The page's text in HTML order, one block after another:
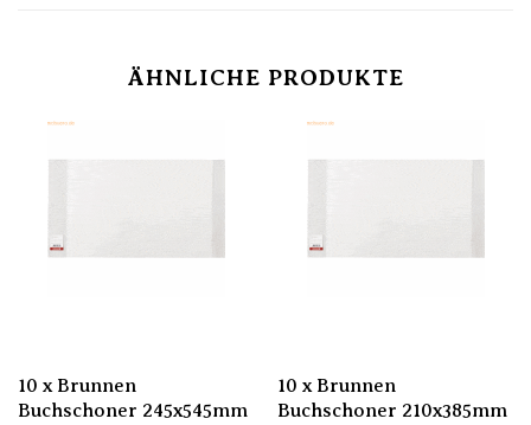
ÄHNLICHE PRODUKTE
10 x Brunnen
Buchschoner 245x545mm
10 x Brunnen
Buchschoner 210x385mm